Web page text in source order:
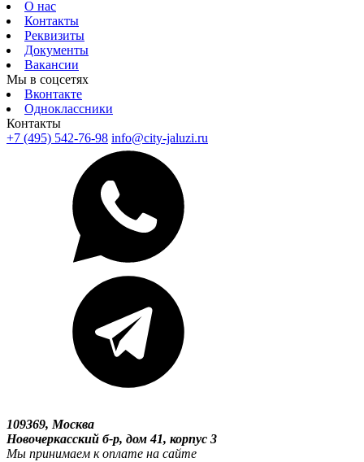
О нас
Контакты
Реквизиты
Документы
Вакансии
Мы в соцсетях
Вконтакте
Одноклассники
Контакты
+7 (495) 542-76-98 info@city-jaluzi.ru
109369, Москва
Новочеркасский б-р, дом 41, корпус 3
Мы принимаем к оплате на сайте